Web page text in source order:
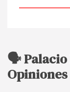
🗣️ Palacio
Opiniones